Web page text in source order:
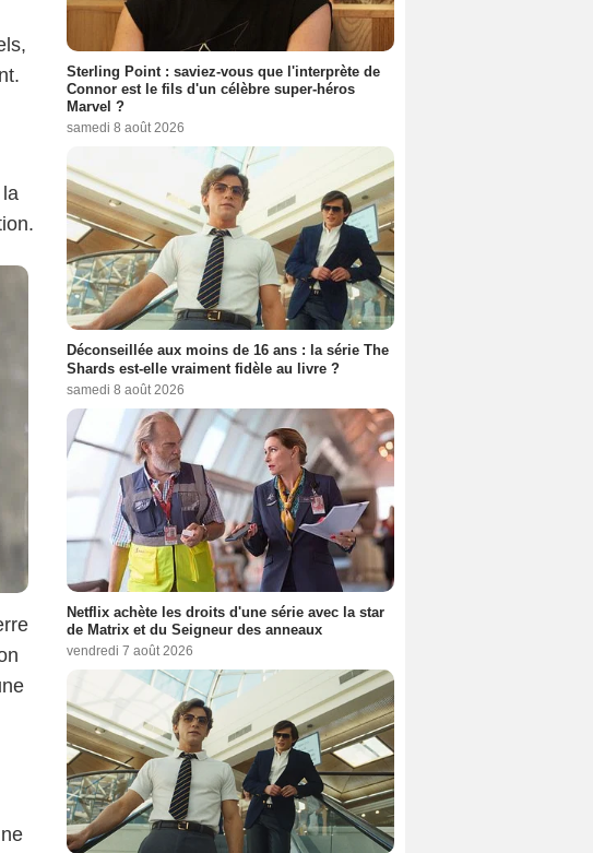
Sterling Point : saviez-vous que l'interprète de
Connor est le fils d'un célèbre super-héros
Marvel ?
samedi 8 août 2026
Déconseillée aux moins de 16 ans : la série The
Shards est-elle vraiment fidèle au livre ?
samedi 8 août 2026
Netflix achète les droits d'une série avec la star
de Matrix et du Seigneur des anneaux
vendredi 7 août 2026